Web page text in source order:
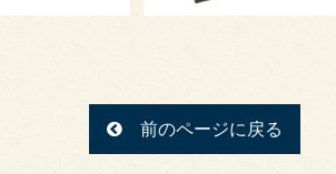
前のページに戻る